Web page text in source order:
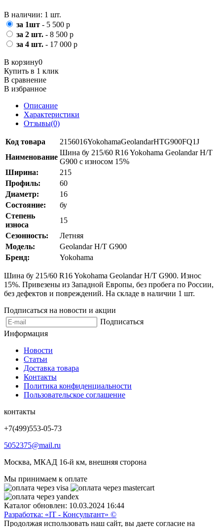
В наличии: 1 шт.
за 1шт - 5 500 р
за 2 шт. - 8 500 р
за 4 шт. - 17 000 р
В корзину0
Купить в 1 клик
В сравнение
В избранное
Описание
Характеристики
Отзывы(0)
Код товара
2156016YokohamaGeolandarHTG900FQ1J
Наименование
Шина бу 215/60 R16 Yokohama Geolandar H/T
G900 с износом 15%
Ширина:
215
Профиль:
60
Диаметр:
16
Состояние:
бу
Степень
износа
15
Сезонность:
Летняя
Модель:
Geolandar H/T G900
Бренд:
Yokohama
Шина бу 215/60 R16 Yokohama Geolandar H/T G900. Износ
15%. Привезены из Западной Европы, без пробега по России,
без дефектов и повреждений. На складе в наличии 1 шт.
Подписаться на новости и акции
Подписаться
Информация
Новости
Статьи
Доставка товара
Контакты
Политика конфиденциальности
Пользовательское соглашение
контакты
+7(499)553-05-73
5052375@mail.ru
Москва, МКАД 16-й км, внешняя сторона
Мы принимаем к оплате
Каталог обновлен: 10.03.2024 16:44
Разработка: «IT - Консультант» ©
Продолжая использовать наш сайт, вы даете согласие на